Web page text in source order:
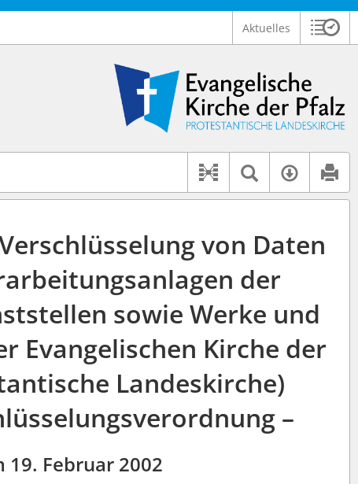
Aktuelles
findet auch: "Pfarrerinitiative" oder "Pfarrerausschuss".
Logo Ev. Kirche der Pfalz
Dokument-
Textsuche
von Daten
der
sowie Werke und
Evangelischen Kirche der
Landeskirche)
–
19. Februar 2002